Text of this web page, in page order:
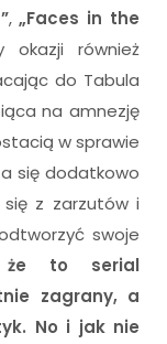
,„Faces in the
również
do Tabula
na amnezję
w sprawie
się dodatkowo
z zarzutów i
swoje
że to serial
zagrany, a
No i jak nie